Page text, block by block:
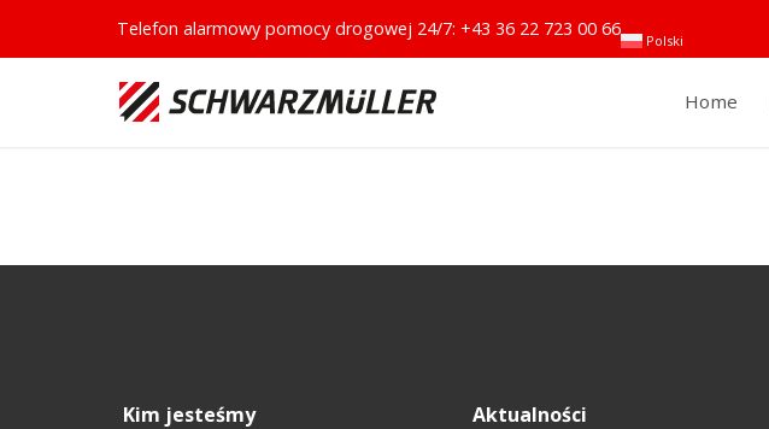
Polski
Telefon alarmowy pomocy drogowej 24/7: +43 36 22 723 00 66
Home
Kim jesteśmy Aktualności